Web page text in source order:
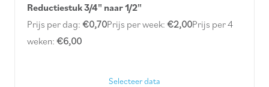
Reductiestuk 3/4" naar 1/2"
Prijs per dag: €0,70Prijs per week: €2,00Prijs per 4
weken: €6,00
Selecteer data